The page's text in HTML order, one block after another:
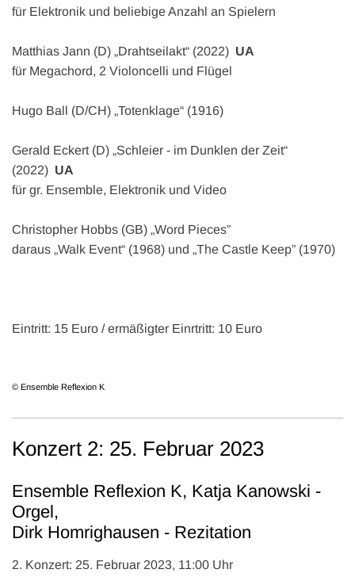
für Elektronik und beliebige Anzahl an Spielern
Matthias Jann (D) „Drahtseilakt“ (2022) UA
für Megachord, 2 Violoncelli und Flügel
Hugo Ball (D/CH) „Totenklage“ (1916)
Gerald Eckert (D) „Schleier - im Dunklen der Zeit“
(2022) UA
für gr. Ensemble, Elektronik und Video
Christopher Hobbs (GB) „Word Pieces”
daraus „Walk Event“ (1968) und „The Castle Keep” (1970)
Eintritt: 15 Euro / ermäßigter Einrtritt: 10 Euro
© Ensemble Reflexion K
Konzert 2: 25. Februar 2023
Ensemble Reflexion K, Katja Kanowski -
Orgel,
Dirk Homrighausen - Rezitation
2. Konzert: 25. Februar 2023, 11:00 Uhr